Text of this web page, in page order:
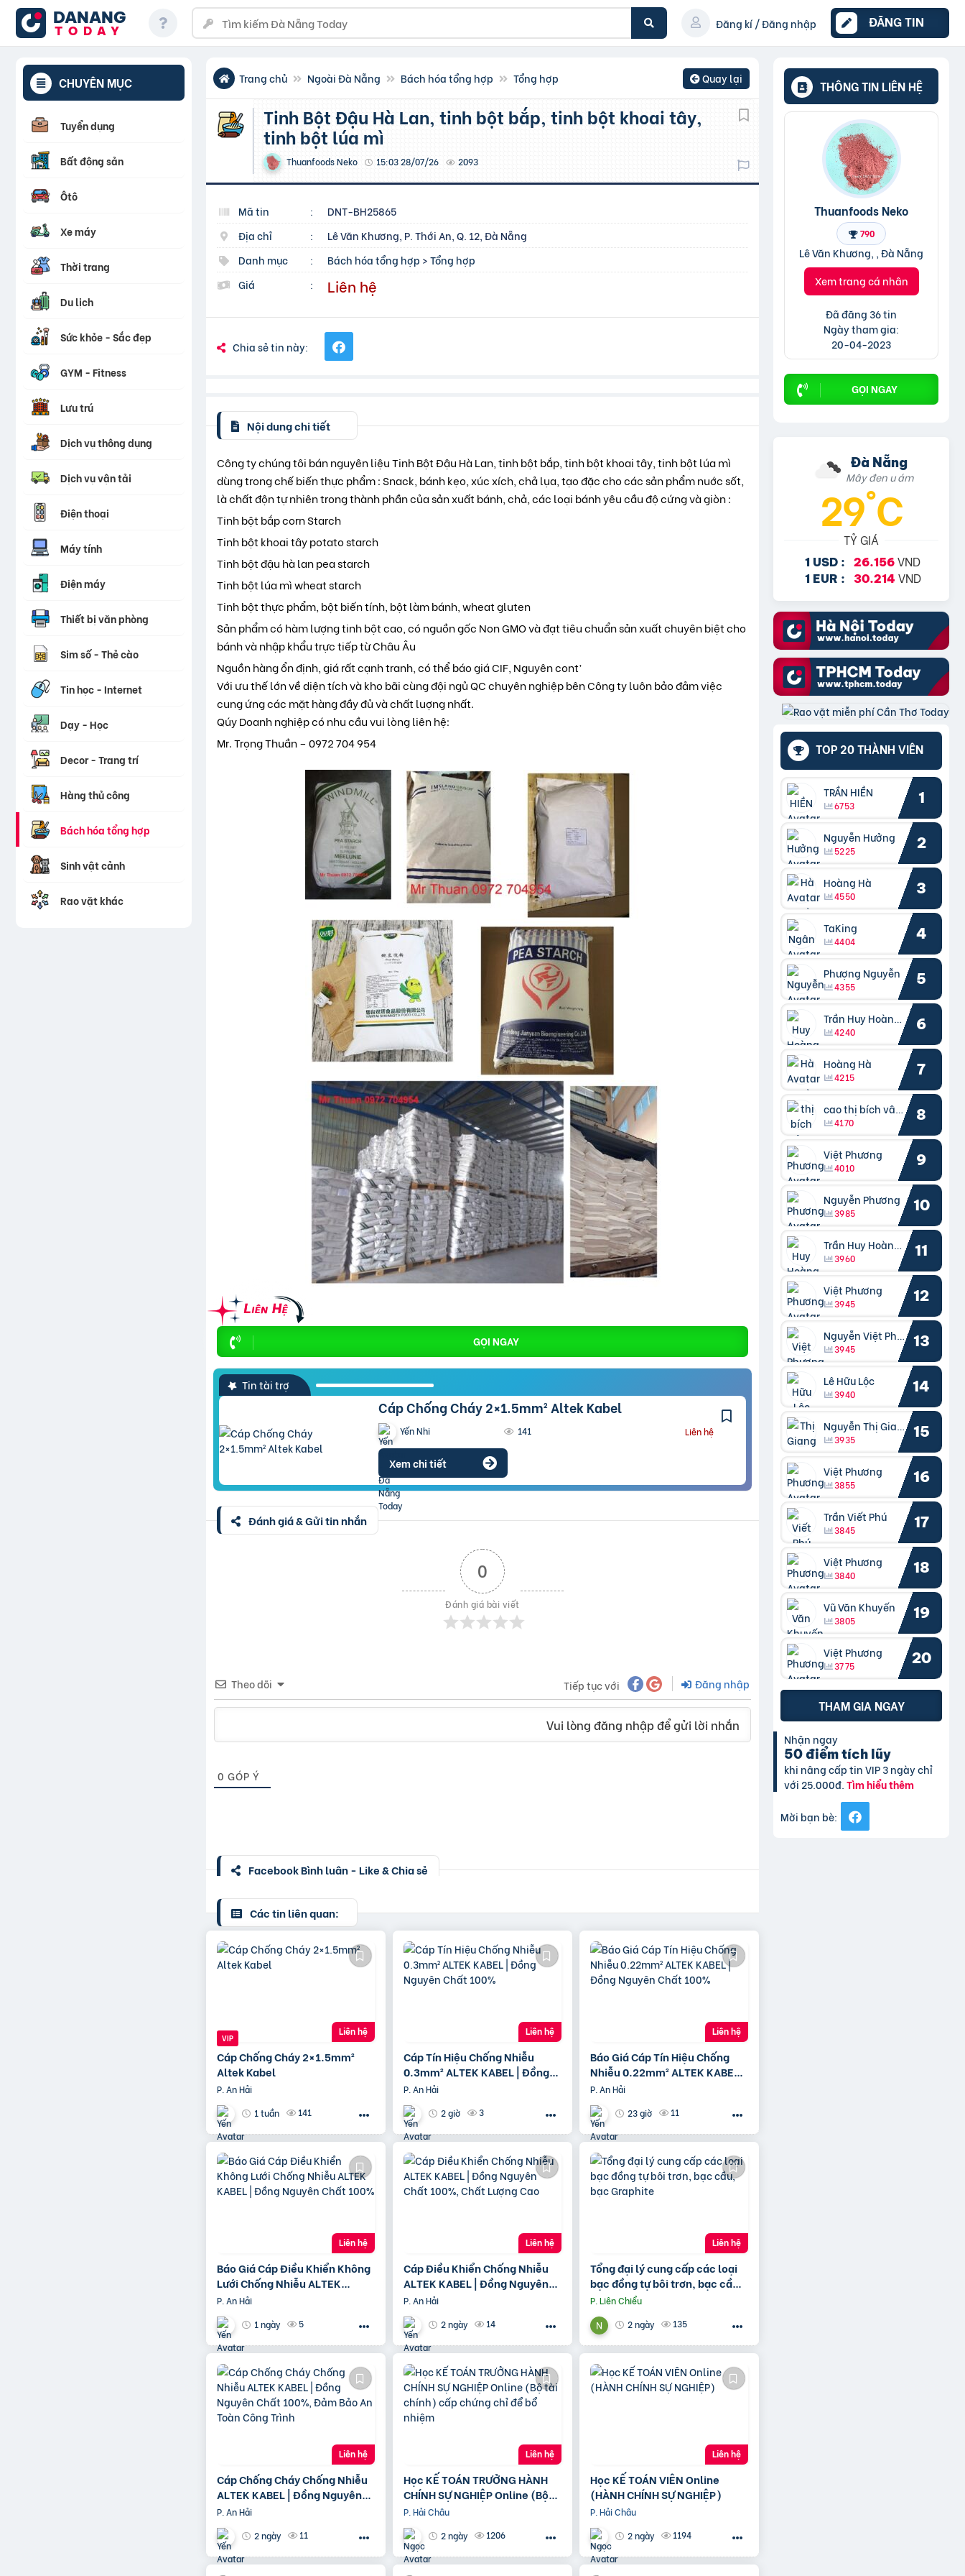
DANANG
TODAY
Đăng kí / Đăng nhập ĐĂNG TIN
CHUYÊN MỤC
Tuyển dụng
Bất động sản
Ôtô
Xe máy
Thời trang
Du lịch
Sức khỏe - Sắc đẹp
GYM - Fitness
Lưu trú
Dịch vụ thông dụng
Dịch vụ vận tải
Điện thoại
Máy tính
Điện máy
Thiết bị văn phòng
Sim số - Thẻ cào
Tin học - Internet
Dạy - Học
Decor - Trang trí
Hàng thủ công
Bách hóa tổng hợp
Sinh vật cảnh
Rao vặt khác
Trang chủ Ngoài Đà Nẵng Bách hóa tổng hợp Tổng hợp Quay lại
Tinh Bột Đậu Hà Lan, tinh bột bắp, tinh bột khoai tây,
tinh bột lúa mì
Thuanfoods Neko 15:03 28/07/26 2093
Mã tin :
DNT-BH25865
Địa chỉ
:
Lê Văn Khương, P. Thới An, Q. 12, Đà Nẵng
Danh mục
: Bách hóa tổng hợp >Tổng hợp
Giá
: Liên hệ
Chia sẻ tin này:
Nội dung chi tiết
Công ty chúng tôi bán nguyên liệu Tinh Bột Đậu Hà Lan, tinh bột bắp, tinh bột khoai tây, tinh bột lúa mì
dùng trong chế biến thực phẩm : Snack, bánh kẹo, xúc xích, chả lụa, tạo đặc cho các sản phẩm nuớc sốt,
là chất độn tự nhiên trong thành phần của sản xuất bánh, chả, các loại bánh yêu cầu độ cứng và giòn :
Tinh bột bắp corn Starch
Tinh bột khoai tây potato starch
Tinh bột đậu hà lan pea starch
Tinh bột lúa mì wheat starch
Tinh bột thực phẩm, bột biến tính, bột làm bánh, wheat gluten
Sản phẩm có hàm lượng tinh bột cao, có nguồn gốc Non GMO và đạt tiêu chuẩn sản xuất chuyên biệt cho
bánh và nhập khẩu trực tiếp từ Châu Âu
Nguồn hàng ổn định, giá rất cạnh tranh, có thể báo giá CIF, Nguyên cont’
Với ưu thế lớn về diện tích và kho bãi cùng đội ngủ QC chuyên nghiệp bên Công ty luôn bảo đảm việc
cung ứng các mặt hàng đầy đủ và chất luợng nhất.
Qúy Doanh nghiệp có nhu cầu vui lòng liên hệ:
Mr. Trọng Thuần – 0972 704 954
GỌI NGAY
Tin tài trợ
Cáp Chống Cháy 2×1.5mm² Altek Kabel
Yến Nhi 141 Liên hệ
Xem chi tiết
Đánh giá & Gửi tin nhắn
0
Đánh giá bài viết
Theo dõi Tiếp tục với Đăng nhập
Vui lòng đăng nhập để gửi lời nhắn
0 GÓP Ý
Facebook Bình luận - Like & Chia sẻ
Các tin liên quan:
Cáp Chống Cháy 2×1.5mm²
Altek Kabel
P. An Hải
1 tuần
141
Liên hệ
Cáp Tín Hiệu Chống Nhiễu
0.3mm² ALTEK KABEL | Đồng
Nguyên Chất 100%
P. An Hải
2 giờ
3
Liên hệ
Báo Giá Cáp Tín Hiệu Chống
Nhiễu 0.22mm² ALTEK KABEL |
Đồng Nguyên Chất 100%
P. An Hải
23 giờ
11
Liên hệ
Báo Giá Cáp Điều Khiển Không
Lưới Chống Nhiễu ALTEK
KABEL | Đồng Nguyên Chất
100%
P. An Hải
1 ngày
5
Liên hệ
Cáp Điều Khiển Chống Nhiễu
ALTEK KABEL | Đồng Nguyên
Chất 100%, Chất Lượng Cao
P. An Hải
2 ngày
14
Liên hệ
Tổng đại lý cung cấp các loại
bạc đồng tự bôi trơn, bạc cầu,
bạc Graphite
P. Liên Chiểu
2 ngày
135
Liên hệ
Cáp Chống Cháy Chống Nhiễu
ALTEK KABEL | Đồng Nguyên
Chất 100%, Đảm Bảo An Toàn
Công Trình
P. An Hải
2 ngày
11
Liên hệ
Học KẾ TOÁN TRƯỞNG HÀNH
CHÍNH SỰ NGHIỆP Online (Bộ
tài chính) cấp chứng chỉ để bổ
nhiệm
P. Hải Châu
2 ngày
1206
Liên hệ
Học KẾ TOÁN VIÊN Online
(HÀNH CHÍNH SỰ NGHIỆP)
P. Hải Châu
2 ngày
1194
Liên hệ
THÔNG TIN LIÊN HỆ
Thuanfoods Neko
790
Lê Văn Khương, , Đà Nẵng
Xem trang cá nhân
Đã đăng 36 tin
Ngày tham gia:
20-04-2023
GỌI NGAY
Đà Nẵng
Mây đen u ám
29°C
TỶ GIÁ
1 USD : 26.156 VND
1 EUR : 30.214 VND
TOP 20 THÀNH VIÊN
TRẦN HIỀN
6753 1
Nguyễn Hưởng
5225 2
Hoàng Hà
4550 3
TaKing
4404 4
Phượng Nguyễn
4355 5
Trần Huy Hoàng Bắc
4240 6
Hoàng Hà
4215 7
cao thị bích vâng kiều
4170 8
Việt Phương
4010 9
Nguyễn Phương
3985 10
Trần Huy Hoàng Bắc
3960 11
Việt Phương
3945 12
Nguyễn Việt Phương
3945 13
Lê Hữu Lộc
3940 14
Nguyễn Thị Giang
3935 15
Việt Phương
3855 16
Trần Viết Phú
3845 17
Việt Phương
3840 18
Vũ Văn Khuyến
3805 19
Việt Phương
3775 20
THAM GIA NGAY
Nhận ngay
50 điểm tích lũy
khi nâng cấp tin VIP 3 ngày chỉ
với 25.000đ.Tìm hiểu thêm
Mời bạn bè: